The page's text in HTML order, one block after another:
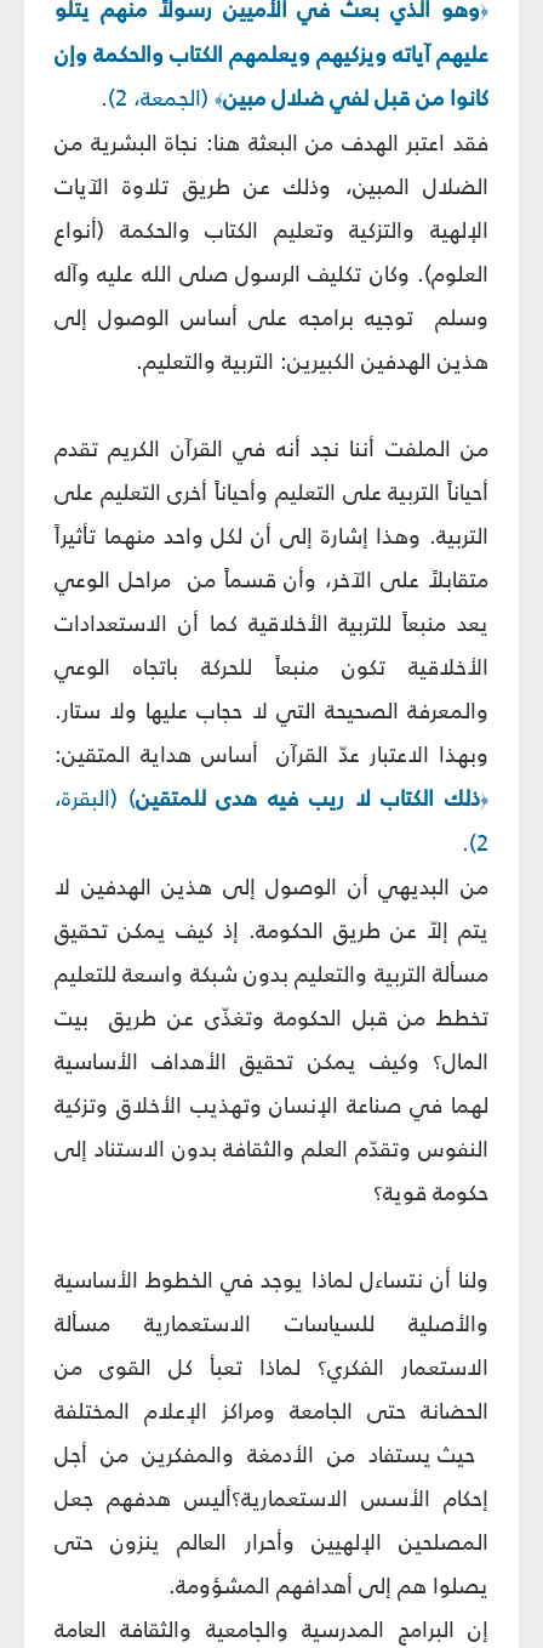
﴿وهو الذي بعث في الأميين رسولاً منهم يتلو
عليهم آياته ويزكيهم ويعلمهم الكتاب والحكمة وإن
كانوا من قبل لفي ضلال مبين﴾ (الجمعة، 2).
فقد اعتبر الهدف من البعثة هنا: نجاة البشرية من
الضلال المبين، وذلك عن طريق تلاوة الآيات
الإلهية والتزكية وتعليم الكتاب والحكمة (أنواع
العلوم). وكان تكليف الرسولصلى الله عليه وآله
وسلم توجيه برامجه على أساس الوصول إلى
هذين الهدفين الكبيرين: التربية والتعليم.
من الملفت أننا نجد أنه في القرآن الكريم تقدم
أحياناً التربية على التعليم وأحياناً أخرى التعليم على
التربية. وهذا إشارة إلى أن لكل واحد منهما تأثيراً
متقابلاً على الآخر، وأن قسماً من مراحل الوعي
يعد منبعاً للتربية الأخلاقية كما أن الاستعدادات
الأخلاقية تكون منبعاً للحركة باتجاه الوعي
والمعرفة الصحيحة التي لا حجاب عليها ولا ستار.
وبهذا الاعتبار عدّ القرآن أساس هداية المتقين:
﴿ذلك الكتاب لا ريب فيه هدى للمتقين) (البقرة،
2).
من البديهي أن الوصول إلى هذين الهدفين لا
يتم إلاّ عن طريق الحكومة. إذ كيف يمكن تحقيق
مسألة التربية والتعليم بدون شبكة واسعة للتعليم
تخطط من قبل الحكومة وتغذّى عن طريق
بيت
المال؟ وكيف يمكن تحقيق الأهداف الأساسية
لهما في صناعة الإنسان وتهذيب الأخلاق وتزكية
النفوس وتقدّم العلم والثقافة بدون الاستناد إلى
حكومة قوية؟
ولنا أن نتساءل لماذا يوجد في الخطوط الأساسية
والأصلية للسياسات الاستعمارية مسألة
الاستعمار الفكري؟ لماذا تعبأ كل القوى من
الحضانة حتى الجامعة ومراكز الإعلام المختلفة
حيث يستفاد من الأدمغة والمفكرين من أجل
إحكام الأسس الاستعمارية؟أليس هدفهم جعل
المصلحين الإلهيين وأحرار العالم ينزون حتى
يصلوا هم إلى أهدافهم المشؤومة.
إن البرامج المدرسية والجامعية والثقافة العامة